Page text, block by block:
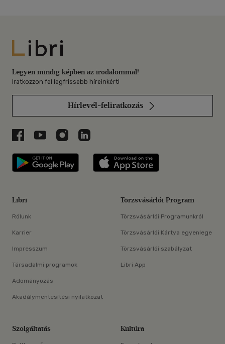
Libri
Legyen mindig képben az irodalommal!
Iratkozzon fel legfrissebb híreinkért!
Hírlevél-feliratkozás
Libri a Facebookon
Libri a Youtube-on
Libri az Instagramon
Libri a LinkedInen
Libri applikáció Szerezd meg: Google
Libri
Rólunk
Karrier
Impresszum
Társadalmi programok
Adományozás
Akadálymentesítési nyilatkozat
Törzsvásárlói Program
Törzsvásárlói Programunkról
Törzsvásárlói Kártya egyenlege
Törzsvásárlói szabályzat
Libri App
Szolgáltatás Kultúra